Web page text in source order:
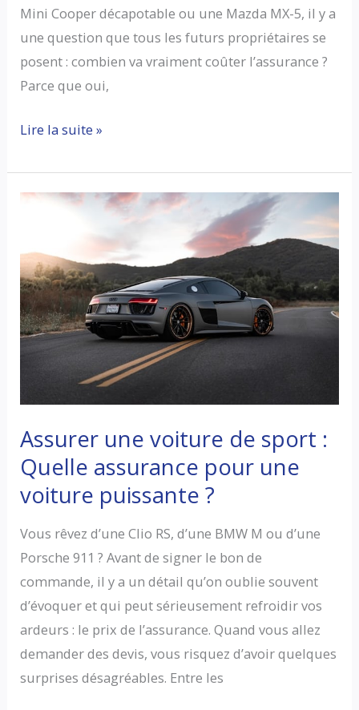
Mini Cooper décapotable ou une Mazda MX-5, il y a
une question que tous les futurs propriétaires se
posent : combien va vraiment coûter l’assurance ?
Parce que oui,
Assurance
cabriolet
:
réels
et
pièges
à
éviter
Lire la suite »
Assurer une voiture de sport :
Quelle assurance pour une
voiture puissante ?
Vous rêvez d’une Clio RS, d’une BMW M ou d’une
Porsche 911 ? Avant de signer le bon de
commande, il y a un détail qu’on oublie souvent
d’évoquer et qui peut sérieusement refroidir vos
ardeurs : le prix de l’assurance. Quand vous allez
demander des devis, vous risquez d’avoir quelques
surprises désagréables. Entre les